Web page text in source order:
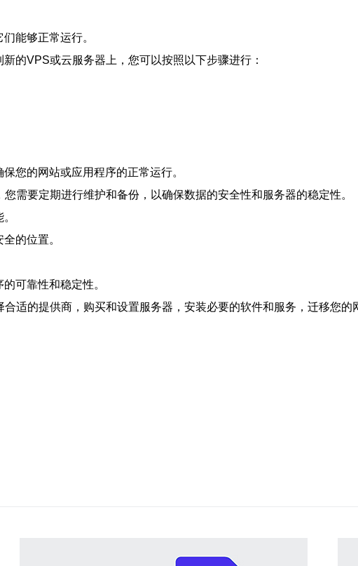
能够正常运行。
的VPS或云服务器上，您可以按照以下步骤进行：
您的网站或应用程序的正常运行。
需要定期进行维护和备份，以确保数据的安全性和服务器的稳定性。
的位置。
可靠性和稳定性。
适的提供商，购买和设置服务器，安装必要的软件和服务，迁移您